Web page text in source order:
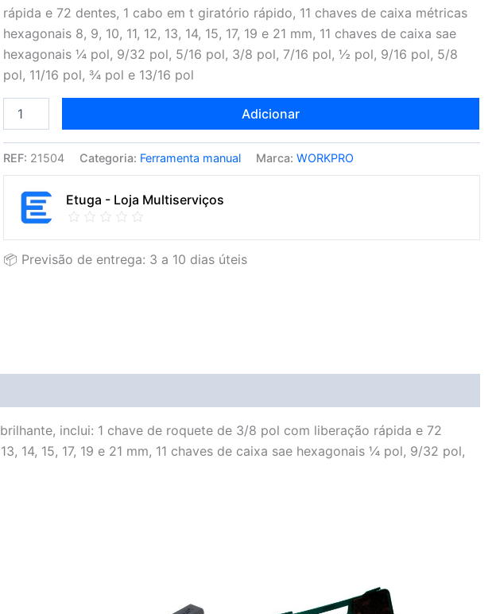
rápida e 72 dentes, 1 cabo em t giratório rápido, 11 chaves de caixa métricas
hexagonais 8, 9, 10, 11, 12, 13, 14, 15, 17, 19 e 21 mm, 11 chaves de caixa sae
hexagonais ¼ pol, 9/32 pol, 5/16 pol, 3/8 pol, 7/16 pol, ½ pol, 9/16 pol, 5/8
pol, 11/16 pol, ¾ pol e 13/16 pol
sae
Adicionar
REF: 21504 Categoria: Ferramenta manual Marca:WORKPRO
Etuga - Loja Multiserviços
📦 Previsão de entrega: 3 a 10 dias úteis
inclui: 1 chave de roquete de 3/8 pol com liberação rápida e 72
14, 15, 17, 19 e 21 mm, 11 chaves de caixa sae hexagonais ¼ pol, 9/32 pol,